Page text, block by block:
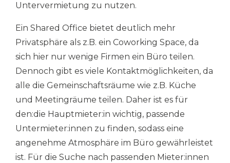
Untervermietung zu nutzen.
Ein Shared Office bietet deutlich mehr
Privatsphäre als z.B. ein Coworking Space, da
sich hier nur wenige Firmen ein Büro teilen.
Dennoch gibt es viele Kontaktmöglichkeiten, da
alle die Gemeinschaftsräume wie z.B. Küche
und Meetingräume teilen. Daher ist es für
den:die Hauptmieter:in wichtig, passende
Untermieter:innen zu finden, sodass eine
angenehme Atmosphäre im Büro gewährleistet
ist. Für die Suche nach passenden Mieter:innen